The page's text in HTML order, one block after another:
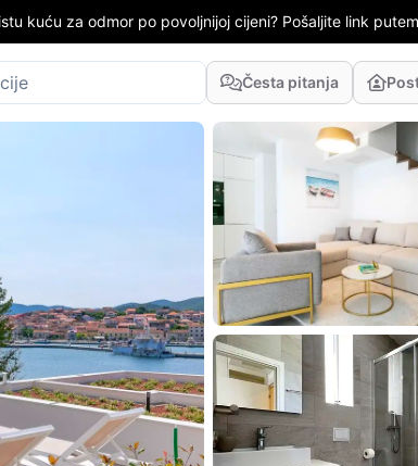
kuću za odmor po povoljnijoj cijeni? Pošaljite link
Česta pitanja